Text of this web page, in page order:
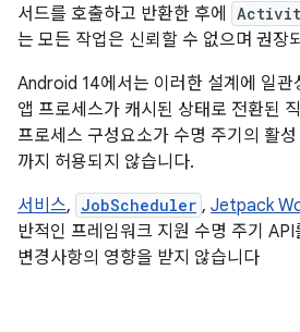
서드를 호출하고 반환한 후에
는 모든 작업은 신뢰할 수 없으며 권장
Android 14에서는 이러한 설계에 일관
앱 프로세스가 캐시된 상태로 전환된
프로세스 구성요소가 수명 주기의 활
까지 허용되지 않습니다.
서비스, JobScheduler , Jetpack
반적인 프레임워크 지원 수명 주기
변경사항의 영향을 받지 않습니다